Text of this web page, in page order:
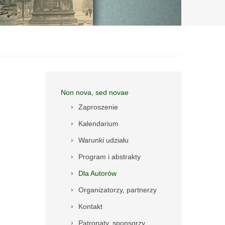
Non nova, sed novae
Zaproszenie
Kalendarium
Warunki udziału
Program i abstrakty
Dla Autorów
Organizatorzy, partnerzy
Kontakt
Patronaty, sponsorzy